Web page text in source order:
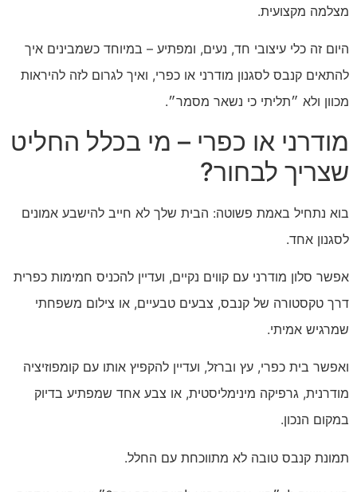
מצלמה מקצועית.
היום זה כלי עיצובי חד, נעים, ומפתיע – במיוחד כשמבינים איך
להתאים קנבס לסגנון מודרני או כפרי, ואיך לגרום לזה להיראות
מכוון ולא ״תליתי כי נשאר מסמר״.
מודרני או כפרי – מי בכלל החליט
שצריך לבחור?
בוא נתחיל באמת פשוטה: הבית שלך לא חייב להישבע אמונים
לסגנון אחד.
אפשר סלון מודרני עם קווים נקיים, ועדיין להכניס חמימות כפרית
דרך טקסטורה של קנבס, צבעים טבעיים, או צילום משפחתי
שמרגיש אמיתי.
ואפשר בית כפרי, עץ וברזל, ועדיין להקפיץ אותו עם קומפוזיציה
מודרנית, גרפיקה מינימליסטית, או צבע אחד שמפתיע בדיוק
במקום הנכון.
תמונת קנבס טובה לא מתווכחת עם החלל.